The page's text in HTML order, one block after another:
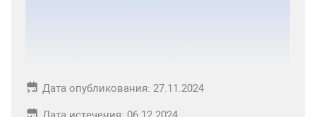
Дата опубликования: 27.11.2024